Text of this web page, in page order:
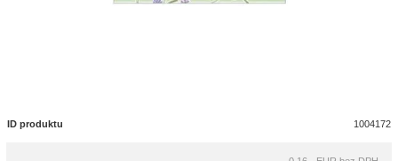
ID produktu 1004172